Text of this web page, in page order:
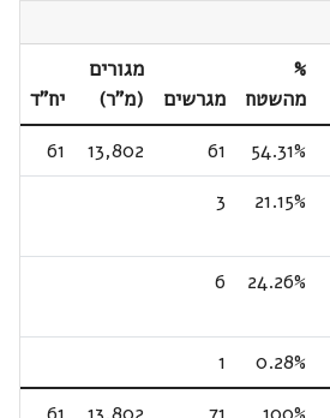
%
מהשטח
מגרשים
מגורים
(מ"ר)
יח"ד
54.31%
61
13,802
61
21.15%
3
24.26%
6
0.28%
1